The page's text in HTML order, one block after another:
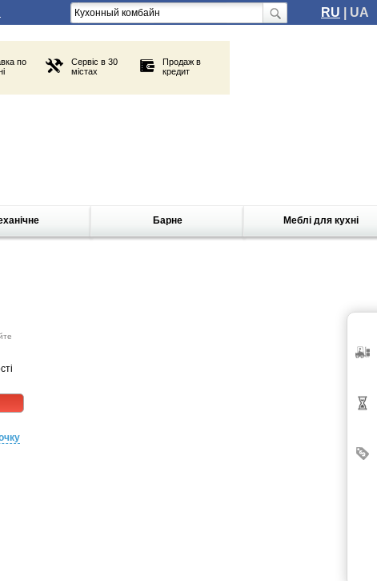
RU | UA
по
Сервіс в 30
містах
Продаж в
кредит
Барне Меблі для кухні